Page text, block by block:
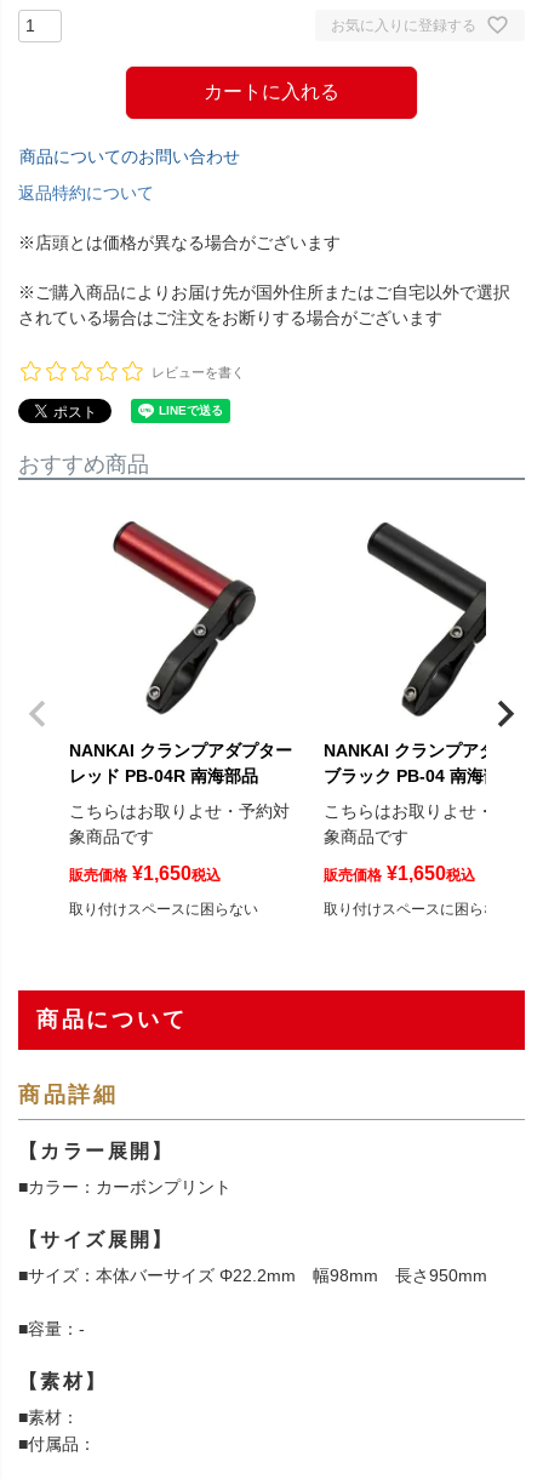
お気に入りに登録する
カートに入れる
商品についてのお問い合わせ
返品特約について
※店頭とは価格が異なる場合がございます
※ご購入商品によりお届け先が国外住所またはご自宅以外で選択
されている場合はご注文をお断りする場合がございます
レビューを書く
おすすめ商品
NANKAI クランプアダプター
レッド PB-04R 南海部品
こちらはお取りよせ・予約対
象商品です
販売価格 ¥1,650税込
取り付けスペースに困らない
NANKAI クランプアダプタ
ブラック PB-04 南海部品
こちらはお取りよせ・予約対
象商品です
販売価格 ¥1,650税込
取り付けスペースに困らない
商品について
商品詳細
【カラー展開】
■カラー：カーボンプリント
【サイズ展開】
■サイズ：本体バーサイズ Φ22.2mm 幅98mm 長さ950mm
■容量：-
【素材】
■素材：
■付属品：